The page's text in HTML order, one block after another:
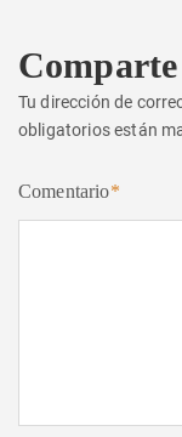
Comparte
Tu dirección de
obligatorios están
Comentario*